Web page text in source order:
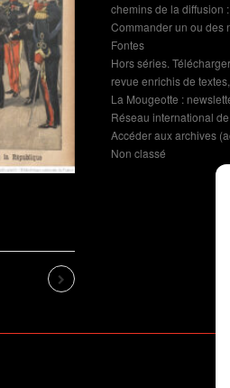
de presse : l’Union
l’Exposition de
le-Franc
Next
chemins de la diffusion
Commander un ou des
Fontes
Hors séries.
revue enrichis de
La Mougeotte :
Réseau international
Accéder aux archives
Non classé